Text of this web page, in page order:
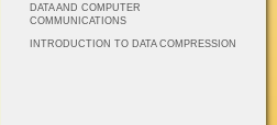
DATA AND COMPUTER
COMMUNICATIONS
INTRODUCTION TO DATA COMPRESSION